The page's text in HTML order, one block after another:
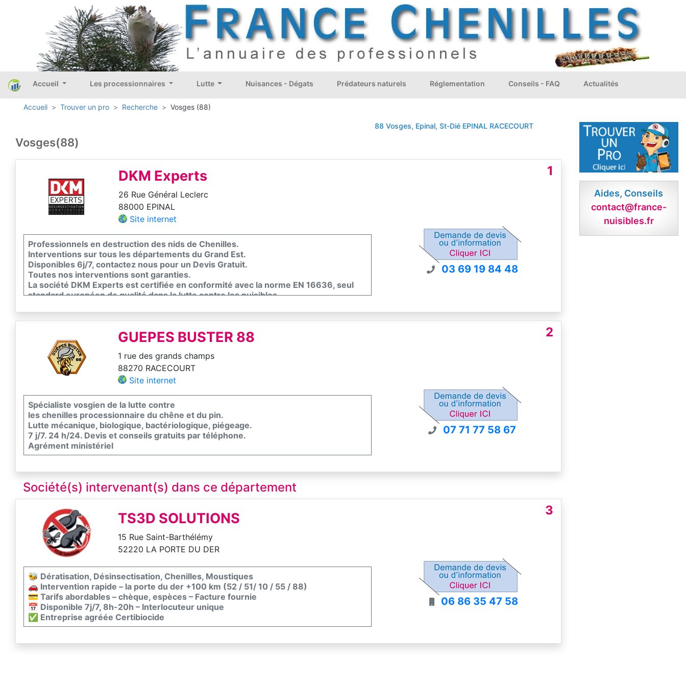
Accueil Les processionnaires Lutte Nuisances - Dégats Prédateurs naturels Réglementation Conseils - FAQ Actualités
Accueil Trouver un pro Recherche Vosges (88)
88 Vosges, Epinal, St-DiéEPINAL RACECOURT
Vosges(88)
1
DKM Experts
26 Rue Général Leclerc
88000 EPINAL
Site internet
Professionnels en destruction des nids de Chenilles.
Interventions sur tous les départements du Grand Est.
Disponibles 6j/7, contactez nous pour un Devis Gratuit.
Toutes nos interventions sont garanties.
La société DKM Experts est certifiée en conformité avec la norme EN 16636, seul
standard européen de qualité dans la lutte contre les nuisibles.
03 69 19 84 48
2
GUEPES BUSTER 88
1 rue des grands champs
88270 RACECOURT
Site internet
Spécialiste vosgien de la lutte contre
les chenilles processionnaire du chêne et du pin.
Lutte mécanique, biologique, bactériologique, piégeage.
7 j/7. 24 h/24. Devis et conseils gratuits par téléphone.
Agrément ministériel
07 71 77 58 67
Société(s) intervenant(s) dans ce département
3
TS3D SOLUTIONS
15 Rue Saint-Barthélémy
52220 LA PORTE DU DER
🐝 Dératisation, Désinsectisation, Chenilles, Moustiques
🚗 Intervention rapide – la porte du der +100 km (52 / 51/ 10 / 55 / 88)
💳 Tarifs abordables – chèque, espèces – Facture fournie
📅 Disponible 7j/7, 8h-20h – Interlocuteur unique
✅ Entreprise agréée Certibiocide
06 86 35 47 58
Aides, Conseils
contact@france-
nuisibles.fr